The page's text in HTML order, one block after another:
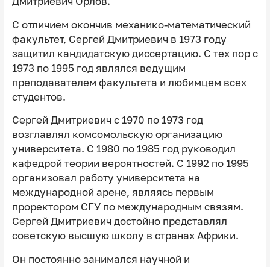
С отличием окончив механико-математический
факультет, Сергей Дмитриевич в 1973 году
защитил кандидатскую диссертацию. С тех пор с
1973 по 1995 год являлся ведущим
преподавателем факультета и любимцем всех
студентов.
Сергей Дмитриевич с 1970 по 1973 год
возглавлял комсомольскую организацию
университета. С 1980 по 1985 год руководил
кафедрой теории вероятностей. С 1992 по 1995
организовал работу университета на
международной арене, являясь первым
проректором СГУ по международным связям.
Сергей Дмитриевич достойно представлял
советскую высшую школу в странах Африки.
Он постоянно занимался научной и